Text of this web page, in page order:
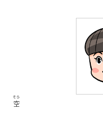
空
そら